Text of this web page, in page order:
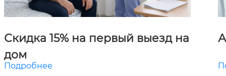
Скидка 15% на первый выезд на
дом
Подробнее